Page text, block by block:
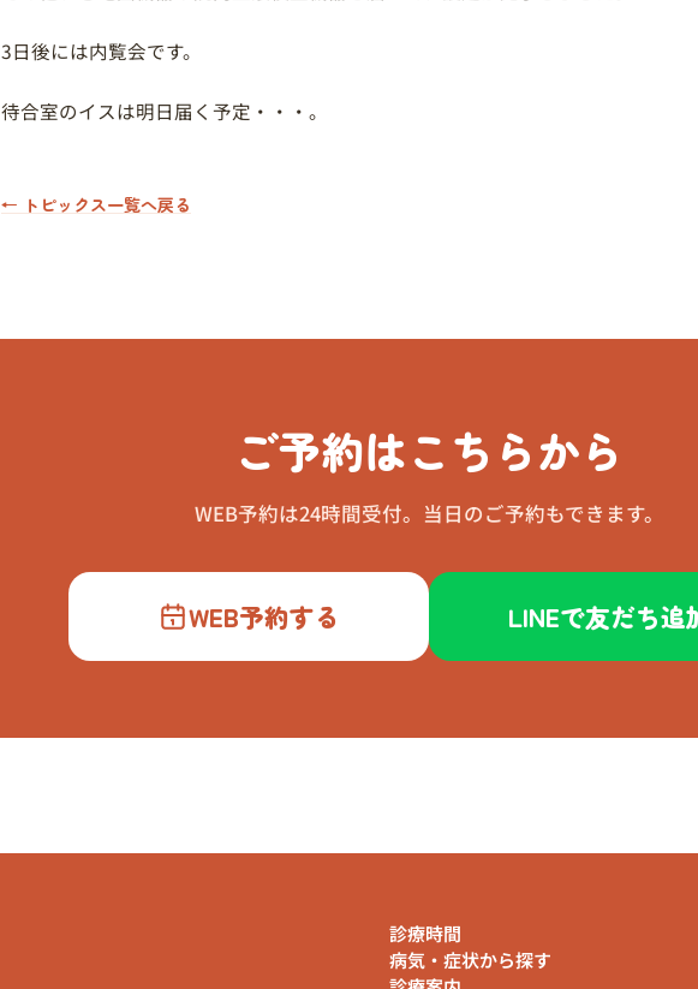
3日後には内覧会です。
待合室のイスは明日届く予定・・・。
← トピックス一覧へ戻る
ご予約はこちらから
WEB予約は24時間受付。当日のご予約もできます。
WEB予約する LINEで友だち追
診療時間
病気・症状から探す